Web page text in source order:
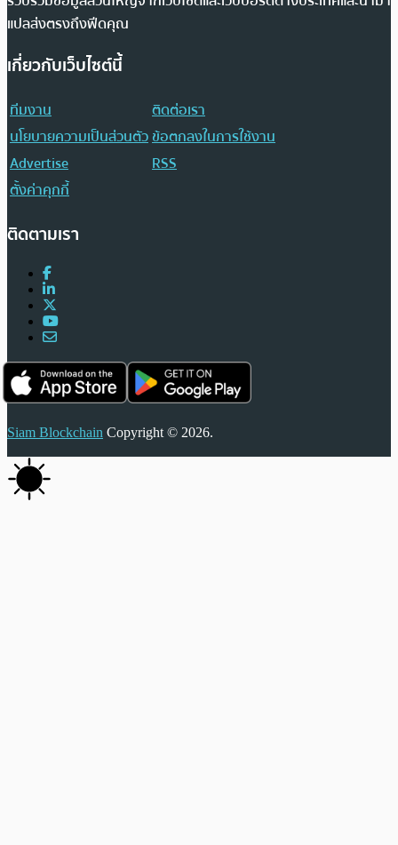
แปลส่งตรงถึงฟีดคุณ
เกี่ยวกับเว็บไซต์นี้
ทีมงาน
ติดต่อเรา
นโยบายความเป็นส่วนตัวข้อตกลงในการใช้งาน
Advertise
RSS
ตั้งค่าคุกกี้
ติดตามเรา
Siam Blockchain Copyright © 2026.